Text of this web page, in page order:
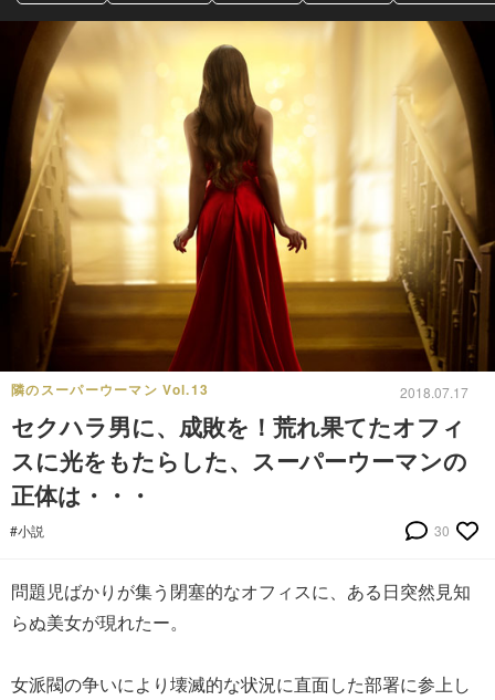
隣のスーパーウーマン Vol.13 2018.07.17
セクハラ男に、成敗を！荒れ果てたオフィ
スに光をもたらした、スーパーウーマンの
正体は・・・
#小説 30
問題児ばかりが集う閉塞的なオフィスに、ある日突然見知
らぬ美女が現れたー。
女派閥の争いにより壊滅的な状況に直面した部署に参上し